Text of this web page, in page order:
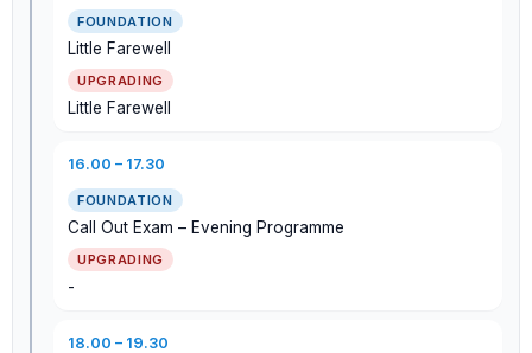
Little Farewell
Little Farewell
16.00 – 17.30
Call Out Exam – Evening Programme
-
18.00 – 19.30